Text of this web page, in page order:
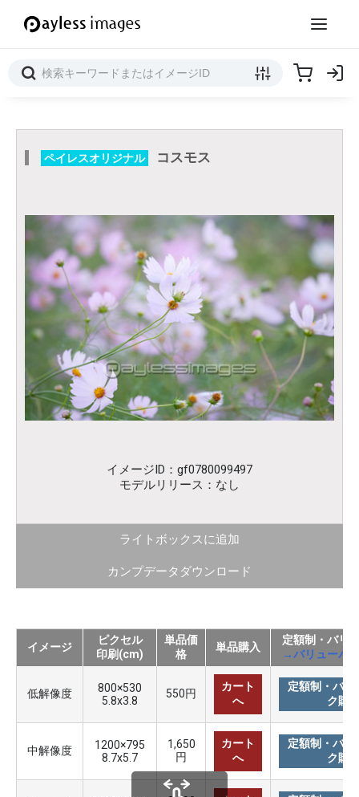
ペイレスオリジナル コスモス
イメージID：gf0780099497
モデルリリース：なし
ライトボックスに追加
カンプデータダウンロード
イメージ
ピクセル
印刷(cm)
単品価
格
単品購入
定額制・バリ
→バリューパ
低解像度
800×530
5.8x3.8
550円
カート
へ
定額制・バリ
ク購
中解像度
1200×795
8.7x5.7
1,650
円
カート
へ
定額制・バリ
ク購